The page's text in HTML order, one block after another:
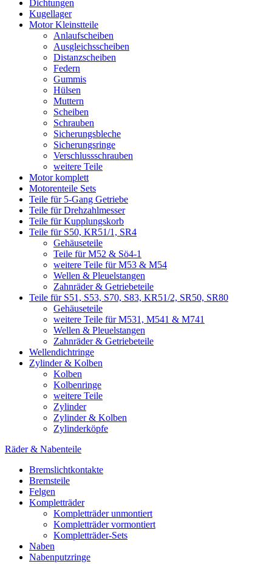
Dichtungen
Kugellager
Motor Kleinstteile
Anlaufscheiben
Ausgleichsscheiben
Distanzscheiben
Federn
Gummis
Hülsen
Muttern
Scheiben
Schrauben
Sicherungsbleche
Sicherungsringe
Verschlussschrauben
weitere Teile
Motor komplett
Motorenteile Sets
Teile für 5-Gang Getriebe
Teile für Drehzahlmesser
Teile für Kupplungskorb
Teile für S50, KR51/1, SR4
Gehäuseteile
Teile für M52 & Sö4-1
weitere Teile für M53 & M54
Wellen & Pleuelstangen
Zahnräder & Getriebeteile
Teile für S51, S53, S70, S83, KR51/2, SR50, SR80
Gehäuseteile
weitere Teile für M531, M541 & M741
Wellen & Pleuelstangen
Zahnräder & Getriebeteile
Wellendichtringe
Zylinder & Kolben
Kolben
Kolbenringe
weitere Teile
Zylinder
Zylinder & Kolben
Zylinderköpfe
Räder & Nabenteile
Bremslichtkontakte
Bremsteile
Felgen
Kompletträder
Kompletträder unmontiert
Kompletträder vormontiert
Kompletträder-Sets
Naben
Nabenputzringe